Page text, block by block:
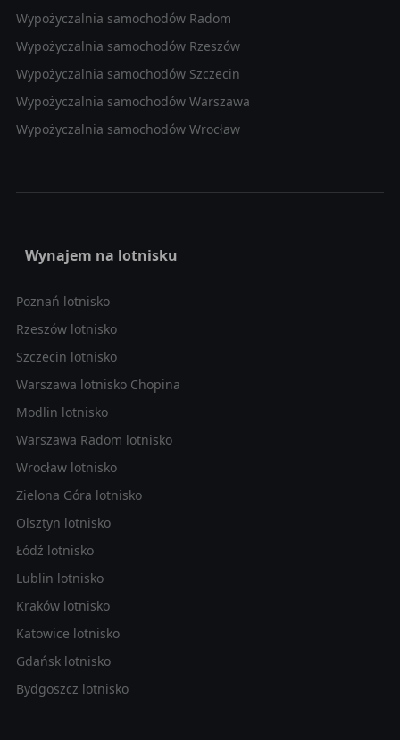
Wypożyczalnia samochodów Radom
Wypożyczalnia samochodów Rzeszów
Wypożyczalnia samochodów Szczecin
Wypożyczalnia samochodów Warszawa
Wypożyczalnia samochodów Wrocław
Wynajem na lotnisku
Poznań lotnisko
Rzeszów lotnisko
Szczecin lotnisko
Warszawa lotnisko Chopina
Modlin lotnisko
Warszawa Radom lotnisko
Wrocław lotnisko
Zielona Góra lotnisko
Olsztyn lotnisko
Łódź lotnisko
Lublin lotnisko
Kraków lotnisko
Katowice lotnisko
Gdańsk lotnisko
Bydgoszcz lotnisko